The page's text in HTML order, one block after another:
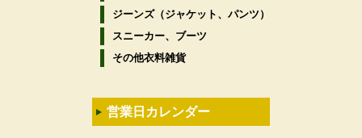
ジーンズ（ジャケット、パンツ）
スニーカー、ブーツ
その他衣料雑貨
営業日カレンダー